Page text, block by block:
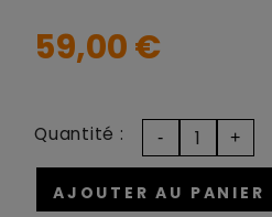
59,00 €
AJOUTER AU PANIER
Quantité :